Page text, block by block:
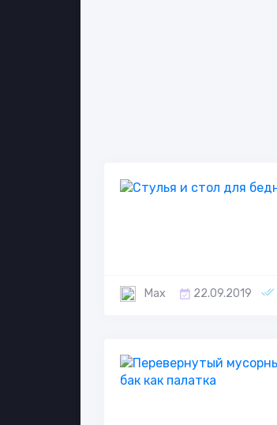
Max 22.09.2019